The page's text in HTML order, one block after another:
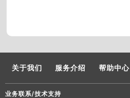
关于我们 服务介绍 帮助中心
业务联系/技术支持